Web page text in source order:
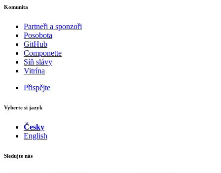
Komunita
Partneři a sponzoři
Posobota
GitHub
Componette
Síň slávy
Vitrína
Přispějte
Vyberte si jazyk
Česky
English
Sledujte nás